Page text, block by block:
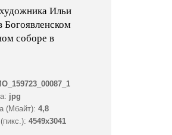
Ильи
Богоявленском
соборе в
jpg
(Мбайт): 4,8
4549x3041